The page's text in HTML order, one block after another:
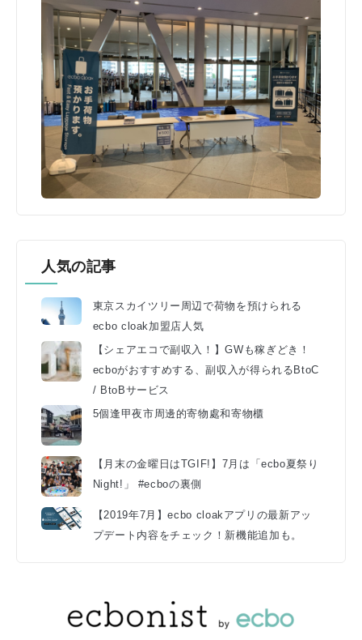
人気の記事
東京スカイツリー周辺で荷物を預けられる
ecbo cloak加盟店人気
【シェアエコで副収入！】GWも稼ぎどき！
ecboがおすすめする、副収入が得られるBtoC
/ BtoBサービス
5個逢甲夜市周邊的寄物處和寄物櫃
【月末の金曜日はTGIF!】7月は「ecbo夏祭り
Night!」 #ecboの裏側
【2019年7月】ecbo cloakアプリの最新アッ
プデート内容をチェック！新機能追加も。